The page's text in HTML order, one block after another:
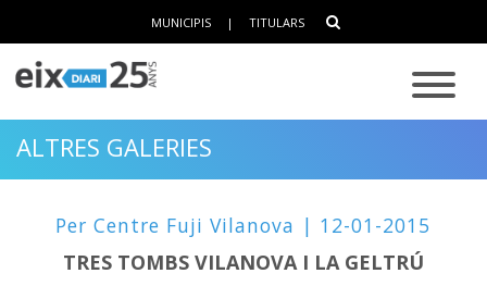
MUNICIPIS | TITULARS
ALTRES GALERIES
Per Centre Fuji Vilanova | 12-01-2015
TRES TOMBS VILANOVA I LA GELTRÚ